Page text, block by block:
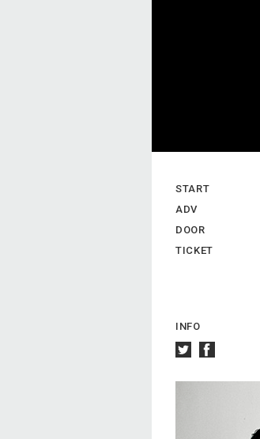
START
ADV
DOOR
TICKET
INFO